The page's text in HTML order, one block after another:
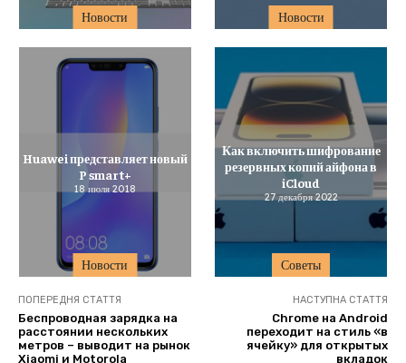
Новости Новости
Новости
Huawei представляет новый
P smart+
18 июля 2018
Советы
Как включить шифрование
резервных копий айфона в
iCloud
27 декабря 2022
ПОПЕРЕДНЯ СТАТТЯ
Беспроводная зарядка на
расстоянии нескольких
метров – выводит на рынок
Xiaomi и Motorola
НАСТУПНА СТАТТЯ
Chrome на Android
переходит на стиль «в
ячейку» для открытых
вкладок